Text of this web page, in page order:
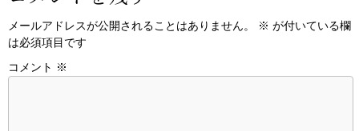
メールアドレスが公開されることはありません。 ※ が付いている欄
は必須項目です
コメント ※